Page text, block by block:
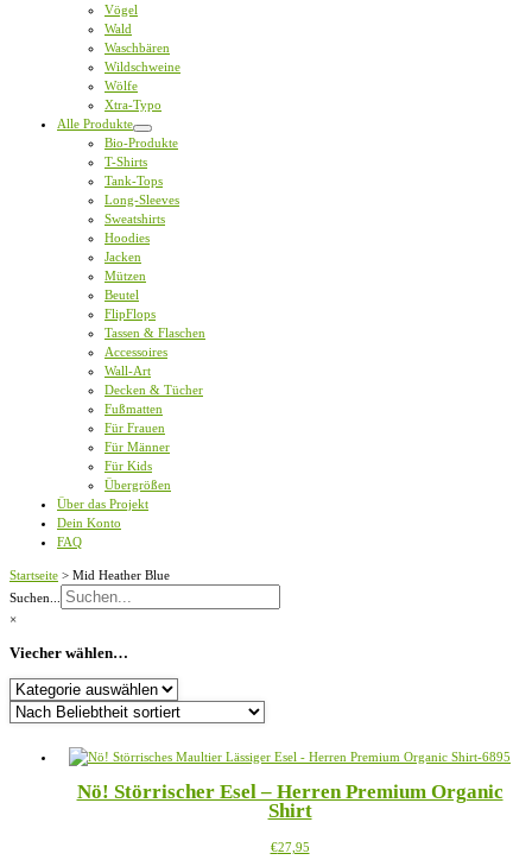
Vögel
Wald
Waschbären
Wildschweine
Wölfe
Xtra-Typo
Alle Produkte
Bio-Produkte
T-Shirts
Tank-Tops
Long-Sleeves
Sweatshirts
Hoodies
Jacken
Mützen
Beutel
FlipFlops
Tassen & Flaschen
Accessoires
Wall-Art
Decken & Tücher
Fußmatten
Für Frauen
Für Männer
Für Kids
Übergrößen
Über das Projekt
Dein Konto
FAQ
Startseite > Mid Heather Blue
Nö! Störrischer Esel – Herren Premium Organic
Shirt
€27,95Dieses
Suchen...
×
Viecher wählen…
Viecher
wählen…